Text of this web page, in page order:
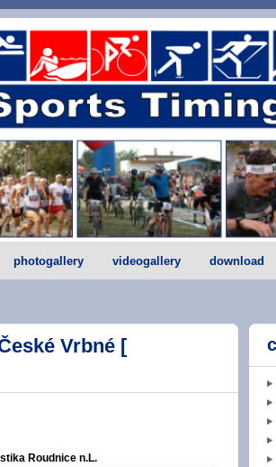
photogallery videogallery download
Vrbné [
Roudnice n.L.